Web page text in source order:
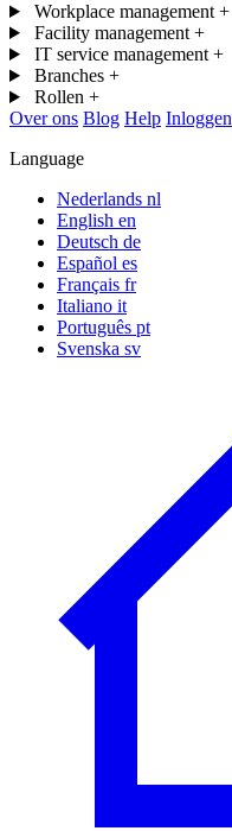
Workplace management +
Facility management +
IT service management +
Branches +
Rollen +
Over ons Blog Help Inloggen
Language
Nederlands nl
English en
Deutsch de
Español es
Français fr
Italiano it
Português pt
Svenska sv